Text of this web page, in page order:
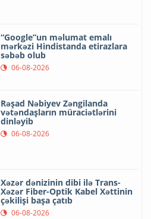
“Google”un məlumat emalı
mərkəzi Hindistanda etirazlara
səbəb olub
06-08-2026
Rəşad Nəbiyev Zəngilanda
vətəndaşların müraciətlərini
dinləyib
06-08-2026
Xəzər dənizinin dibi ilə Trans-
Xəzər Fiber-Optik Kabel Xəttinin
çəkilişi başa çatıb
06-08-2026